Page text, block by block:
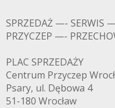
SPRZEDAŻ —- SERWIS
PRZYCZEP —-
PLAC SPRZEDAŻY
Centrum Przyczep
Psary, ul. Dębowa 4
51-180 Wrocław